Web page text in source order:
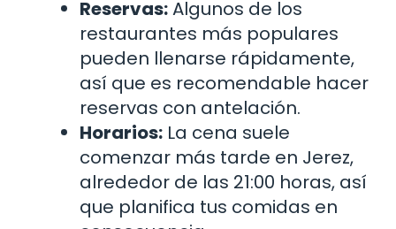
Reservas:Algunos de los
restaurantes más populares
pueden llenarse rápidamente,
así que es recomendable hacer
reservas con antelación.
Horarios: La cena suele
comenzar más tarde en Jerez,
alrededor de las 21:00 horas, así
que planifica tus comidas en